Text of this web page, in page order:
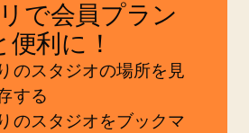
で会員プラン
利に！
のスタジオの場所を見
する
のスタジオをブックマ